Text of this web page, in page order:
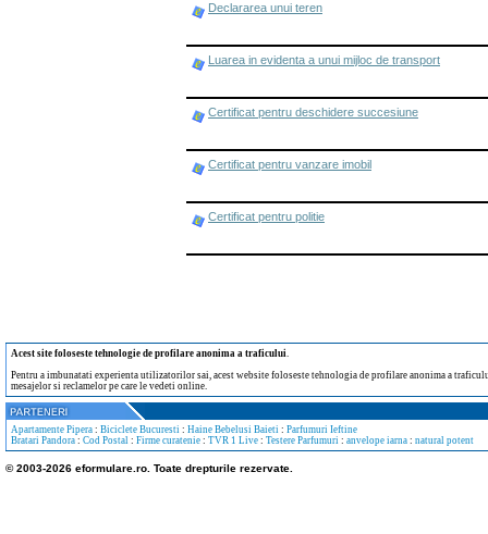
Declararea unui teren
Luarea in evidenta a unui mijloc de transport
Certificat pentru deschidere succesiune
Certificat pentru vanzare imobil
Certificat pentru politie
Acest site foloseste tehnologie de profilare anonima a traficului.
Pentru a imbunatati experienta utilizatorilor sai, acest website foloseste tehnologia de profilare anonima a
mesajelor si reclamelor pe care le vedeti online.
Apartamente Pipera : Biciclete Bucuresti : Haine Bebelusi Baieti : Parfumuri Ieftine
Bratari Pandora : Cod Postal : Firme curatenie : TVR 1 Live : Testere Parfumuri : anvelope iarna : natural potent
© 2003-2026 eformulare.ro. Toate drepturile rezervate.